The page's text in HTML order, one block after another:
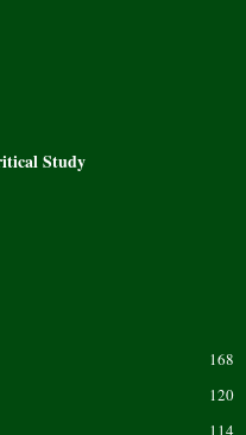
Study
168
120
114